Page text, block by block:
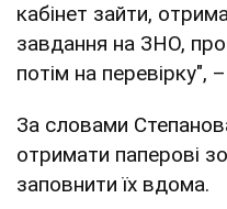
кабінет зайти,
завдання на ЗНО,
потім на перевірку",
За словами
отримати паперові
заповнити їх вдома.